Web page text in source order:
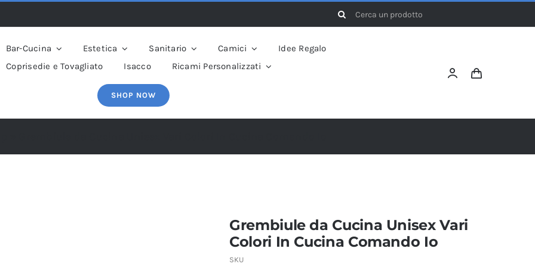
Cerca
per:
Bar-Cucina Estetica Sanitario Camici
Idee Regalo
Coprisedie e Tovagliato
Isacco Ricami Personalizzati
SHOP NOW
Grembiule da Cucina Unisex Vari
Colori In Cucina Comando Io
SKU